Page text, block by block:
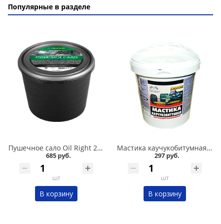
Популярные в разделе
Пушечное сало Oil Right 2 кг в Омске
685 руб.
шт
В корзину
Мастика каучукобитумная СТАРТ 1л в Омске
297 руб.
шт
В корзину